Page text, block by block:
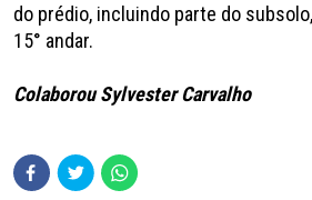
do prédio, incluindo parte do
15° andar.
Colaborou Sylvester Carvalho